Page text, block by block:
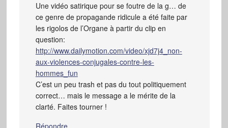
Une vidéo satirique pour se foutre de la g… de
ce genre de propagande ridicule a été faite par
les rigolos de l’Organe à partir du clip en
question:
http://www.dailymotion.com/video/xjd7j4_non-
aux-violences-conjugales-contre-les-
hommes_fun
C’est un peu trash et pas du tout politiquement
correct… mais le message a le mérite de la
clarté. Faites tourner !